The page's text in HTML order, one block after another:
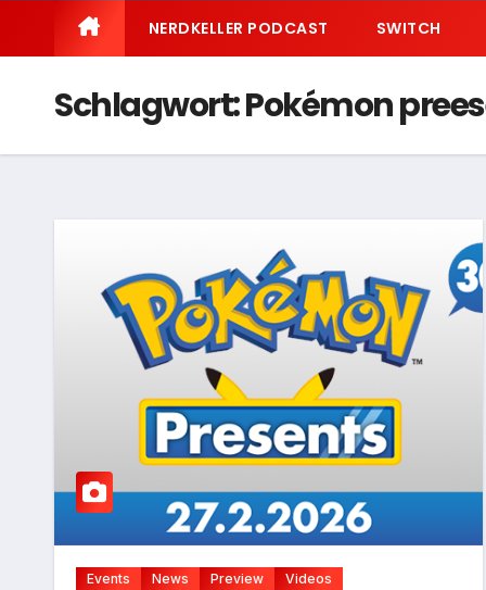
NERDKELLER PODCAST SWITCH
Schlagwort:Pokémon
Events News Preview Videos